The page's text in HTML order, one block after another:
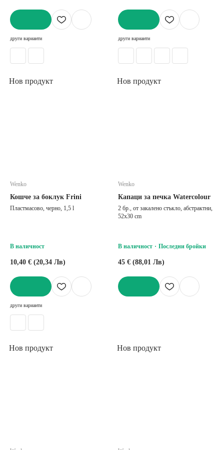
други варианти други варианти
Нов продукт
Wenko
Кошче за боклук Frini
Пластмасово, черно, 1,5 l
В наличност
10,40 € (20,34 Лв)
други варианти
Нов продукт
Wenko
Капаци за печка Watercolour
2 бр., от закалено стъкло, абстрактни,
52x30 cm
В наличност Последни бройки
45 € (88,01 Лв)
Нов продукт Нов продукт